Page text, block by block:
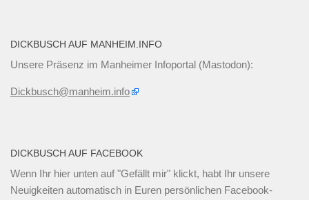
DICKBUSCH AUF MANHEIM.INFO
Unsere Präsenz im Manheimer Infoportal (Mastodon):
Dickbusch@manheim.info
DICKBUSCH AUF FACEBOOK
Wenn Ihr hier unten auf "Gefällt mir" klickt, habt Ihr unsere
Neuigkeiten automatisch in Euren persönlichen Facebook-